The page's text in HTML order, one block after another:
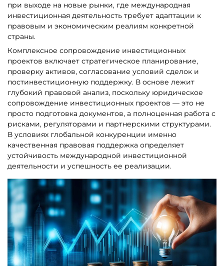
при выходе на новые рынки, где международная
инвестиционная деятельность требует адаптации к
правовым и экономическим реалиям конкретной
страны.
Комплексное сопровождение инвестиционных
проектов включает стратегическое планирование,
проверку активов, согласование условий сделок и
постинвестиционную поддержку. В основе лежит
глубокий правовой анализ, поскольку юридическое
сопровождение инвестиционных проектов — это не
просто подготовка документов, а полноценная работа с
рисками, регуляторами и партнерскими структурами.
В условиях глобальной конкуренции именно
качественная правовая поддержка определяет
устойчивость международной инвестиционной
деятельности и успешность ее реализации.